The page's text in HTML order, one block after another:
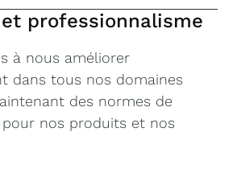
professionnalisme
à nous améliorer
dans tous nos domaines
des normes de
pour nos produits et nos